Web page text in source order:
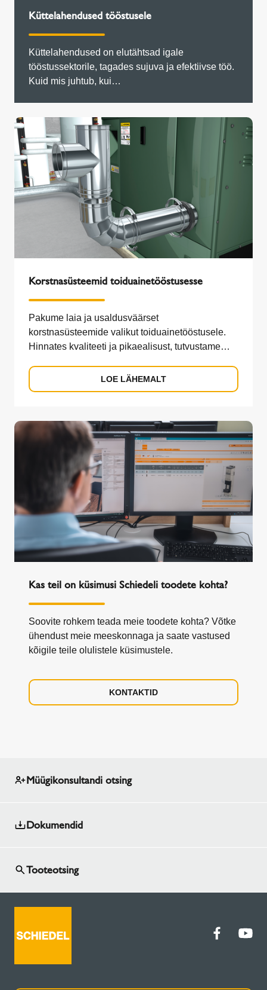
Küttelahendused tööstusele
Küttelahendused on elutähtsad igale
tööstussektorile, tagades sujuva ja efektiivse töö.
Kuid mis juhtub, kui…
Korstnasüsteemid toiduainetööstusesse
Pakume laia ja usaldusväärset
korstnasüsteemide valikut toiduainetööstusele.
Hinnates kvaliteeti ja pikaealisust, tutvustame
LOE LÄHEMALT
Kas teil on küsimusi Schiedeli toodete kohta?
Soovite rohkem teada meie toodete kohta? Võtke
ühendust meie meeskonnaga ja saate vastused
kõigile teile olulistele küsimustele.
KONTAKTID
Müügikonsultandi otsing
Dokumendid
Tooteotsing